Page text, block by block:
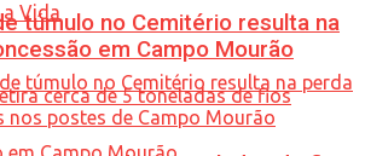
Vida
túmulo no Cemitério resulta na
em Campo Mourão